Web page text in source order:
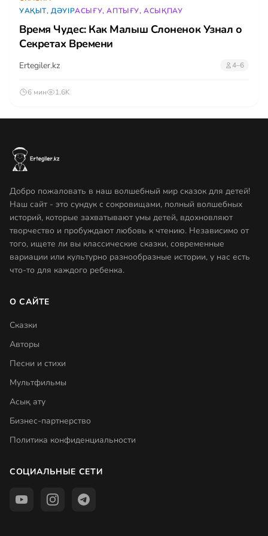
УАҚЫТ, ДӘУІРАСЫҒУ, АПТЫҒУ, АСЫҚПАУ
Время Чудес: Как Малыш Слоненок Узнал о
Секретах Времени
Ertegiler.kz 4–6
6 мин 1.6K
Добро пожаловать в наш волшебный мир сказок для детей!
Наш сайт - это сундук с сокровищами, полный волшебных
историй, которые захватывают умы детей, вдохновляют
творчество и пробуждают любовь к чтению. Независимо от
того, ищете ли вы классические сказки, современные
вариации или культурно разнообразные истории, у нас есть
что-то для каждого ребенка.
О САЙТЕ
Сказки
Авторы
Песни и стихи
Мультфильмы
Асық ату
Бизнес-партнерство
Политика конфиденциальности
СОЦИАЛЬНЫЕ СЕТИ